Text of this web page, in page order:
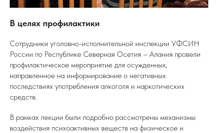
В целях профилактики
Сотрудники уголовно-исполнительной инспекции УФСИН
России по Республике Северная Осетия – Алания провели
профилактическое мероприятие для осужденных,
направленное на информирование о негативных
последствиях употребления алкоголя и наркотических
средств.
В рамках лекции были подробно рассмотрены механизмы
воздействия психоактивных веществ на физическое и